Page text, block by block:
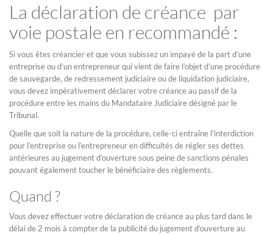
La déclaration de créance par
voie postale en recommandé :
Si vous êtes créancier et que vous subissez un impayé de la part d’une
entreprise ou d’un entrepreneur qui vient de faire l’objet d’une procédure
de sauvegarde, de redressement judiciaire ou de liquidation judiciaire,
vous devez impérativement déclarer votre créance au passif de la
procédure entre les mains du Mandataire Judiciaire désigné par le
Tribunal.
Quelle que soit la nature de la procédure, celle-ci entraîne l’interdiction
pour l’entreprise ou l’entrepreneur en difficultés de régler ses dettes
antérieures au jugement d’ouverture sous peine de sanctions pénales
pouvant également toucher le bénéficiaire des règlements.
Quand ?
Vous devez effectuer votre déclaration de créance au plus tard dans le
délai de 2 mois à compter de la publicité du jugement d’ouverture au